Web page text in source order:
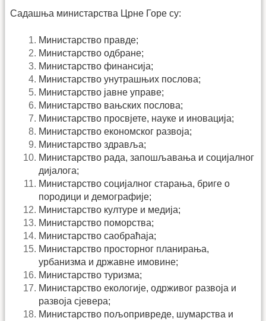
Садашња министарства Црне Горе су:
Министарство правде;
Министарство одбране;
Министарство финансија;
Министарство унутрашњих послова;
Министарство јавне управе;
Министарство вањских послова;
Министарство просвјете, науке и иновација;
Министарство економског развоја;
Министарство здравља;
Министарство рада, запошљавања и социјалног
дијалога;
Министарство социјалног старања, бриге о
породици и демографије;
Министарство културе и медија;
Министарство поморства;
Министарство саобраћаја;
Министарство просторног планирања,
урбанизма и државне имовине;
Министарство туризма;
Министарство екологије, одрживог развоја и
развоја сјевера;
Министарство пољопривреде, шумарства и